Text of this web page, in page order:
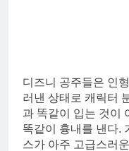
디즈니 공주들은 인
러낸 상태로 캐릭터
과 똑같이 입는 것이
똑같이 흉내를 낸다.
스가 아주 고급스러